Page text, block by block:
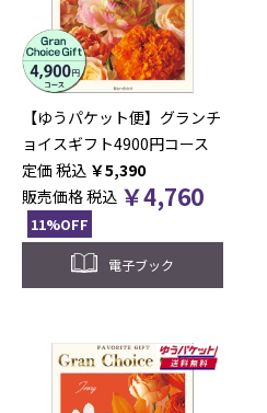
【ゆうパケット便】グランチ
ョイスギフト4900円コース
税込 ￥5,390
販売価格税込 ￥4,760
11%OFF
電子ブック